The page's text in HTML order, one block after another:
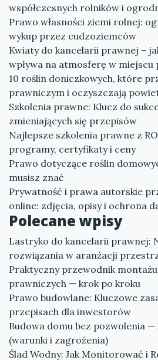
współczesnych rolników i
Prawo własności ziemi rolnej:
wykup przez cudzoziemców
Kwiaty do kancelarii prawnej –
wpływa na atmosferę w miejscu
10 roślin doniczkowych, które
prawniczym i oczyszczają
Szkolenia prawne: Klucz do
zmieniających się przepisów
Najlepsze szkolenia prawne z
programy, certyfikaty i ceny
Prawo dotyczące roślin
musisz znać
Prywatność i prawa autorskie
online: zdjęcia, opisy i ochrona
Polecane wpisy
Lastryko do kancelarii prawnej:
rozwiązania w aranżacji
Praktyczny przewodnik
prawniczych — krok po kroku
Prawo budowlane: Kluczowe
przepisach dla inwestorów
Budowa domu bez pozwolenia —
(warunki i zagrożenia)
Ślad Wodny: Jak Monitorować i